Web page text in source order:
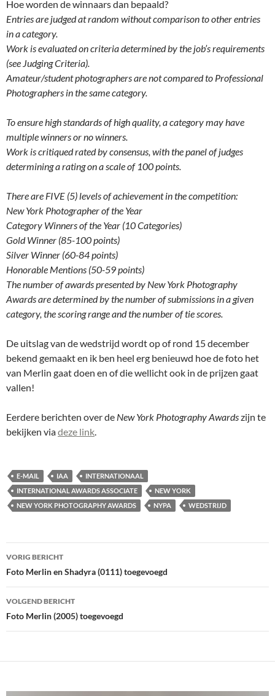
Hoe worden de winnaars dan bepaald?
Entries are judged at random without comparison to other entries
in a category.
Work is evaluated on criteria determined by the job’s requirements
(see Judging Criteria).
Amateur/student photographers are not compared to Professional
Photographers in the same category.
To ensure high standards of high quality, a category may have
multiple winners or no winners.
Work is critiqued rated by consensus, with the panel of judges
determining a rating on a scale of 100 points.
There are FIVE (5) levels of achievement in the competition:
New York Photographer of the Year
Category Winners of the Year (10 Categories)
Gold Winner (85-100 points)
Silver Winner (60-84 points)
Honorable Mentions (50-59 points)
The number of awards presented by New York Photography
Awards are determined by the number of submissions in a given
category, the scoring range and the number of tie scores.
De uitslag van de wedstrijd wordt op of rond 15 december
bekend gemaakt en ik ben heel erg benieuwd hoe de foto het
van Merlin gaat doen en of die wellicht ook in de prijzen gaat
vallen!
Eerdere berichten over de New York Photography Awardszijn te
bekijken viadeze link
E-MAIL IAA
INTERNATIONAAL
INTERNATIONAL AWARDS ASSOCIATE
NEW YORK
NEW YORK PHOTOGRAPHY AWARDS
NYPA WEDSTRIJD
Bericht
navigatie
VORIG BERICHT
Foto Merlin en Shadyra (0111) toegevoegd
VOLGEND BERICHT
Foto Merlin (2005) toegevoegd